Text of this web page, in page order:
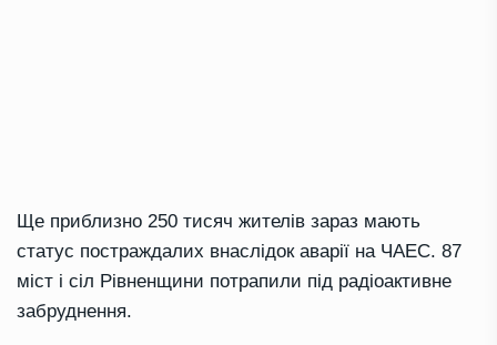
Ще приблизно 250 тисяч жителів зараз мають
статус постраждалих внаслідок аварії на ЧАЕС. 87
міст і сіл Рівненщини потрапили під радіоактивне
забруднення.